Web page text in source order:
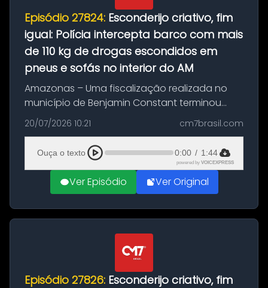
Episódio 27824: Esconderijo criativo, fim
igual: Polícia intercepta barco com mais
de 110 kg de drogas escondidos em
pneus e sofás no interior do AM
Amazonas – Uma fiscalização realizada no
município de Benjamin Constant terminou
com a apreensão de aproximadamente 115
quilos de entorpecentes em uma
embarcação atracada no porto da cidade. O
materia...
20/07/2026 10:21 cm7brasil.com
Ouça o texto 0:00 / 1:44
powered by VOICEXPRESS
Ver Episódio Ver Original
Episódio 27826: Esconderijo criativo, fim